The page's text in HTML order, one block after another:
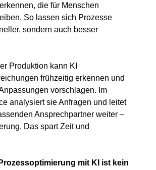
die für Menschen
So lassen sich Prozesse
sondern auch besser
Produktion kann KI
frühzeitig erkennen und
vorschlagen. Im
analysiert sie Anfragen und leitet
Ansprechpartner weiter –
Das spart Zeit und
mit KI ist kein